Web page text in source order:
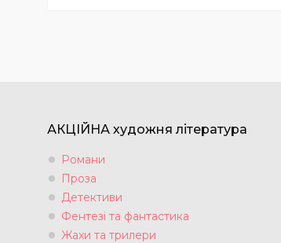
АКЦІЙНА художня література
Романи
Проза
Детективи
Фентезі та фантастика
Жахи та трилери